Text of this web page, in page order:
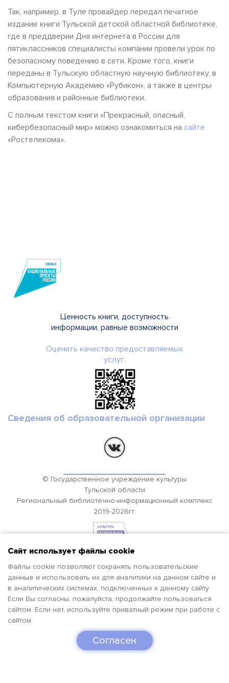
Так, например, в Туле провайдер передал печатное
издание книги Тульской детской областной библиотеке,
где в преддверии Дня интернета в России для
пятиклассников специалисты компании провели урок по
безопасному поведению в сети. Кроме того, книги
переданы в Тульскую областную научную библиотеку, в
Компьютерную Академию «Рубикон», а также в центры
образования и районные библиотеки.
С полным текстом книги «Прекрасный, опасный,
кибербезопасный мир» можно ознакомиться на сайте
«Ростелекома».
Сайт использует файлы cookie
Файлы cookie позволяют сохранять пользовательские
данные и использовать их для аналитики на данном сайте и
в аналитических системах, подключенных к данному сайту.
Если Вы согласны, пожалуйста, продолжайте пользоваться
сайтом. Если нет, используйте приватный режим при работе с
сайтом.
Согласен
Ценность книги, доступность
информации, равные возможности
Оценить качество предоставляемых
услуг:
Сведения об образовательной организации
© Государственное учреждение культуры
Тульской области
Региональный библиотечно-информационный комплекс
2019-2026гг.